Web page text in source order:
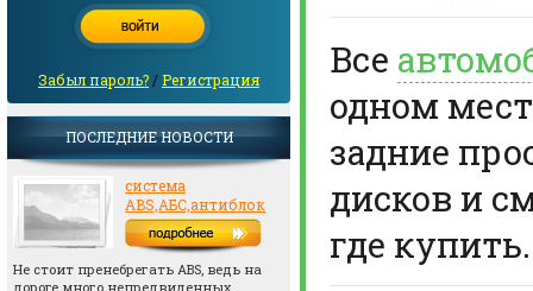
Забыл пароль? /Регистрация
ПОСЛЕДНИЕ НОВОСТИ
система
ABS,АБС,антиблок
Не стоит пренебрегать АВS, ведь на
дороге много непредвиденных
Все
одном
задние
дисков и
где купить.